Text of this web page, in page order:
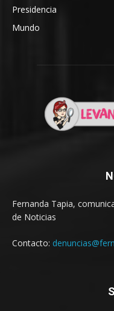
Presidencia
Mundo
Fernanda Tapia,
de Noticias
Contacto: